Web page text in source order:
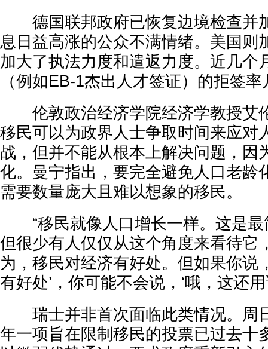
德国联邦政府已恢复边境检查并
息日益高涨的公众不满情绪。美国则
加大了执法力度和遣返力度。近几个
（例如EB-1杰出人才签证）的拒签
伦敦政治经济学院经济学教授艾
移民可以为政界人士争取时间来应对
战，但并不能从根本上解决问题，因
化。曼宁指出，要完全避免人口老龄
需要数量庞大且难以想象的移民。
“移民就像人口增长一样。这是最
但很少有人仅仅从这个角度来看待它
为，移民对经济有好处。但如果你说
有好处’，你可能不会说，‘哦，这还用
瑞士并非首次面临此类情况。周
年一项旨在限制移民的投票已过去十